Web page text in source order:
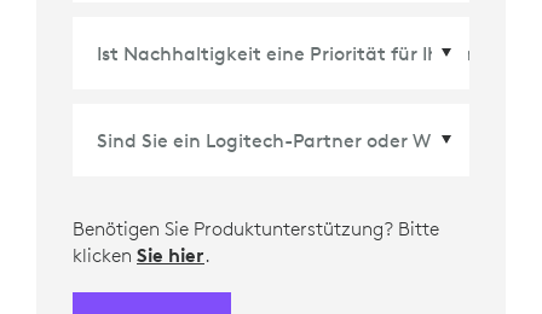
Benötigen Sie Produktunterstützung? Bitte
klicken Sie hier.